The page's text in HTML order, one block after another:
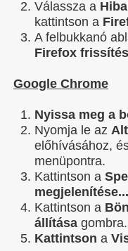
Válassza a
kattintson a
A felbukkanó
Firefox
Google Chrome
Nyissa meg a
Nyomja le az
előhívásához,
menüpontra.
Kattintson a
megjelenítése...
Kattintson a
állítása gombra.
Kattintson a